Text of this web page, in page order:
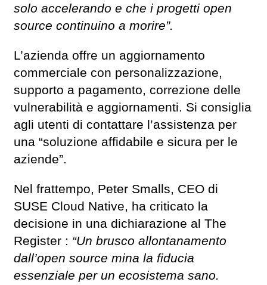
solo accelerando e che i progetti open
source continuino a morire”.
L’azienda offre un aggiornamento
commerciale con personalizzazione,
supporto a pagamento, correzione delle
vulnerabilità e aggiornamenti. Si consiglia
agli utenti di contattare l’assistenza per
una “soluzione affidabile e sicura per le
aziende”.
Nel frattempo, Peter Smalls, CEO di
SUSE Cloud Native, ha criticato la
decisione in una dichiarazione al The
Register : “Un brusco allontanamento
dall’open source mina la fiducia
essenziale per un ecosistema sano.